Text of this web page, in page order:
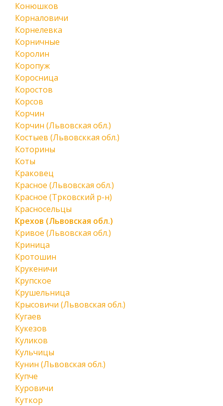
Конюшков
Корналовичи
Корнелевка
Корничные
Королин
Коропуж
Коросница
Коростов
Корсов
Корчин
Корчин (Львовская обл.)
Костыев (Львовсккая обл.)
Которины
Коты
Краковец
Красное (Львовская обл.)
Красное (Трковский р-н)
Красносельцы
Крехов (Львовская обл.)
Кривое (Львовская обл.)
Криница
Кротошин
Крукеничи
Крупское
Крушельница
Крысовичи (Львовская обл.)
Кугаев
Кукезов
Куликов
Кульчицы
Кунин (Львовская обл.)
Купче
Куровичи
Куткор